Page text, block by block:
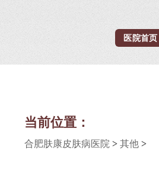
医院首页
当前位置：
合肥肤康皮肤病医院 >其他 >